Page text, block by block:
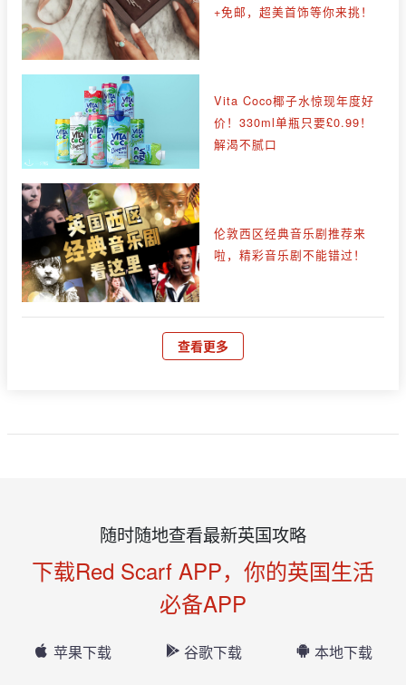
+免邮，超美首饰等你来挑！
Vita Coco椰子水惊现年度好
价！330ml单瓶只要£0.99！
解渴不腻口
伦敦西区经典音乐剧推荐来
啦，精彩音乐剧不能错过！
查看更多
随时随地查看最新英国攻略
下载Red Scarf APP，你的英国生活
必备APP
苹果下载 谷歌下载 本地下载